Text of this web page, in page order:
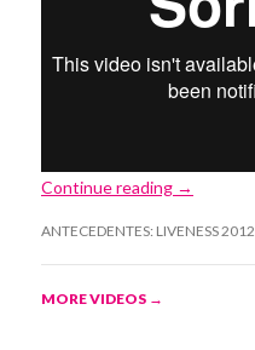
Continue reading →
ANTECEDENTES: LIVENESS 2012
MORE VIDEOS →